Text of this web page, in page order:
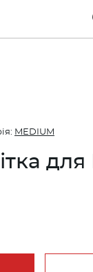
MEDIUM
для